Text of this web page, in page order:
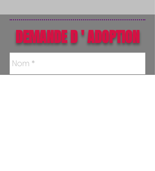
DEMANDE D ' ADOPTION